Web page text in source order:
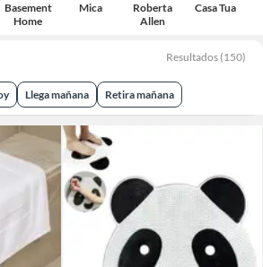
Basement
Home
Mica
Roberta
Allen
Casa Tua
Resultados (150)
Llega mañana Retira mañana